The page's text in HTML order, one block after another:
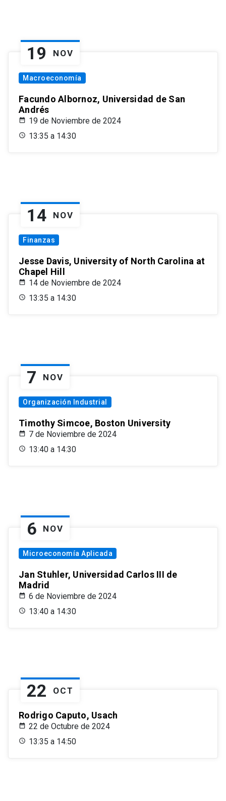
19 NOV
Macroeconomía
Facundo Albornoz, Universidad de San
Andrés
19 de Noviembre de 2024
13:35 a 14:30
14 NOV
Finanzas
Jesse Davis, University of North Carolina at
Chapel Hill
14 de Noviembre de 2024
13:35 a 14:30
7 NOV
Organización Industrial
Timothy Simcoe, Boston University
7 de Noviembre de 2024
13:40 a 14:30
6 NOV
Microeconomía Aplicada
Jan Stuhler, Universidad Carlos III de
Madrid
6 de Noviembre de 2024
13:40 a 14:30
22 OCT
Rodrigo Caputo, Usach
22 de Octubre de 2024
13:35 a 14:50